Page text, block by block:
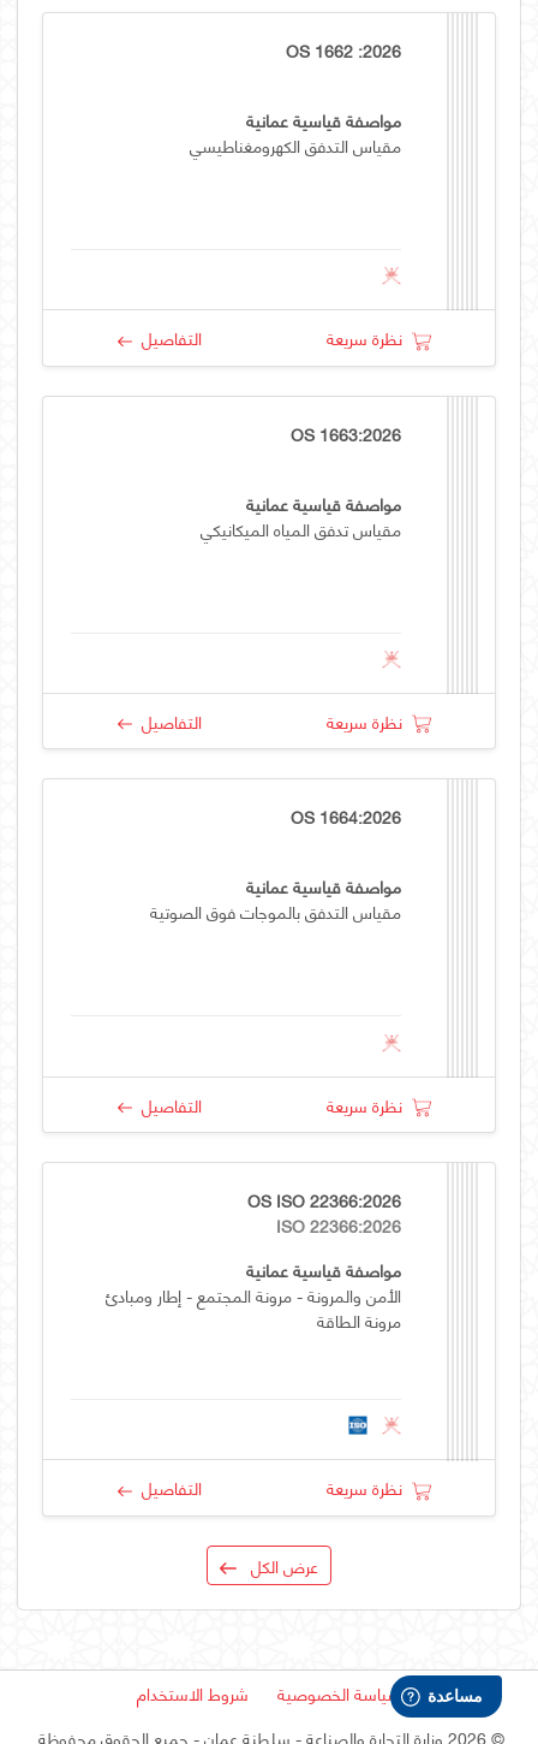
OS 1662 :2026
مواصفة قياسية عمانية
مقياس التدفق الكهرومغناطيسي
نظرة سريعة التفاصيل
OS 1663:2026
مواصفة قياسية عمانية
مقياس تدفق المياه الميكانيكي
نظرة سريعة التفاصيل
OS 1664:2026
مواصفة قياسية عمانية
مقياس التدفق بالموجات فوق الصوتية
نظرة سريعة التفاصيل
OS ISO 22366:2026
ISO 22366:2026
مواصفة قياسية عمانية
الأمن والمرونة - مرونة المجتمع - إطار ومبادئ
مرونة الطاقة
نظرة سريعة التفاصيل
عرض الكل
سياسة الخصوصية
شروط الاستخدام
©2026 وزارة التجارة والصناعة - سلطنة عمان - جميع الحقوق محفوظة.